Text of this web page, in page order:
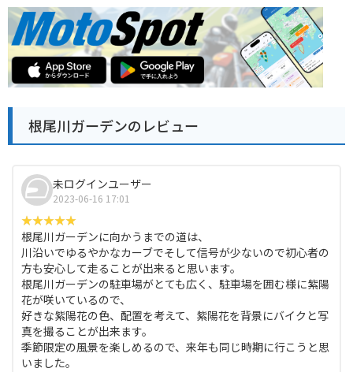
根尾川ガーデンのレビュー
未ログインユーザー
2023-06-16 17:01
根尾川ガーデンに向かうまでの道は、
川沿いでゆるやかなカーブでそして信号が少ないので初心者の
方も安心して走ることが出来ると思います。
根尾川ガーデンの駐車場がとても広く、駐車場を囲む様に紫陽
花が咲いているので、
好きな紫陽花の色、配置を考えて、紫陽花を背景にバイクと写
真を撮ることが出来ます。
季節限定の風景を楽しめるので、来年も同じ時期に行こうと思
いました。